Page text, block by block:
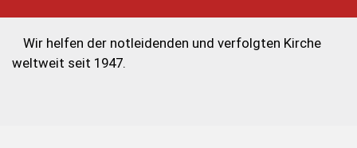
Wir helfen der notleidenden und verfolgten Kirche
weltweit seit 1947.